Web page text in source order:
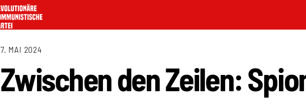
7. MAI 2024
Zwischen den Zeilen: